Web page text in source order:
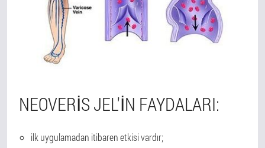
NEOVERIS JEL'IN FAYDALARI:
ilk uygulamadan itibaren etkisi vardır;